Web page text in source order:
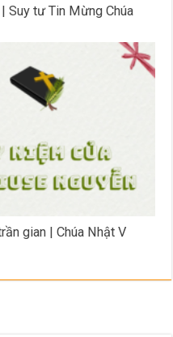
Suy tư Tin Mừng Chúa
gian | Chúa Nhật V